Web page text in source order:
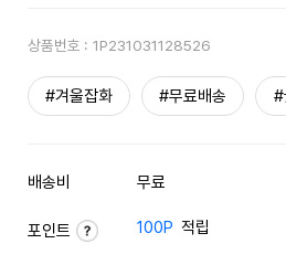
상품번호 : 1P231031128526
#겨울잡화 #무료배송 #
배송비 무료
포인트 100P 적립